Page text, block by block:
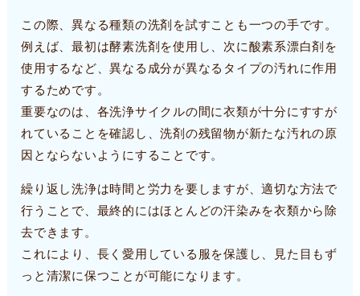
この際、異なる種類の洗剤を試すことも一つの手です。
例えば、最初は酵素洗剤を使用し、次に酸素系漂白剤を
使用するなど、異なる成分が異なるタイプの汚れに作用
するためです。
重要なのは、各洗浄サイクルの間に衣類が十分にすすが
れていることを確認し、洗剤の残留物が新たな汚れの原
因とならないようにすることです。
繰り返し洗浄は時間と労力を要しますが、適切な方法で
行うことで、最終的にはほとんどの汗染みを衣類から除
去できます。
これにより、長く愛用している服を保護し、見た目もず
っと清潔に保つことが可能になります。